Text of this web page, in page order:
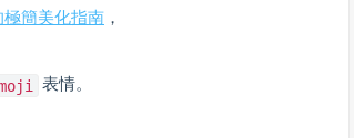
極簡美化指南 ，
表情。